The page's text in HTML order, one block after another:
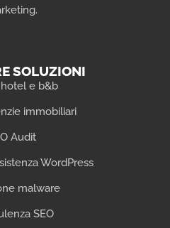
SOLUZIONI
e b&b
immobiliari
Audit
WordPress
malware
SEO